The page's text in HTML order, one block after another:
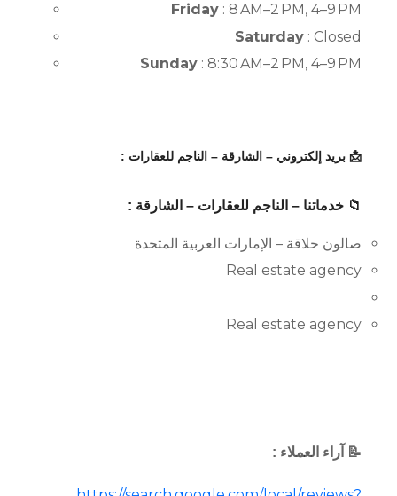
Friday : 8 AM–2 PM, 4–9 PM
Saturday : Closed
Sunday : 8:30 AM–2 PM, 4–9 PM
📩 بريد إلكتروني – الشارقة – الناجم للعقارات :
📁 خدماتنا – الناجم للعقارات – الشارقة :
صالون حلاقة – الإمارات العربية المتحدة
Real estate agency
Real estate agency
📝 آراء العملاء :